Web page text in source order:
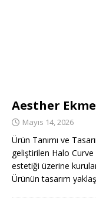
Aesther
Mayıs 14, 2026
Ürün Tanımı ve
geliştirilen Halo Curve
estetiği üzerine
Ürünün tasarım